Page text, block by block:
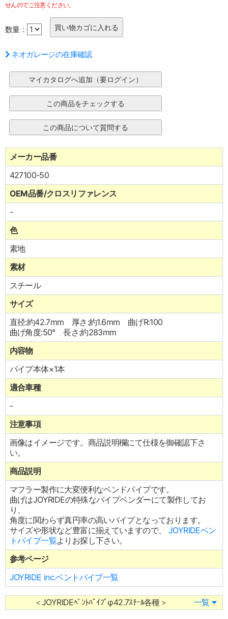
せんのでご注意ください。
数量：
ネオガレージの在庫確認
メーカー品番
427100-50
OEM品番/クロスリファレンス
-
色
素地
素材
スチール
サイズ
直径:約42.7mm 厚さ:約1.6mm 曲げR:100
曲げ角度:50° 長さ:約283mm
内容物
パイプ本体×1本
適合車種
-
注意事項
画像はイメージです。商品説明欄にて仕様を御確認下さ
い。
商品説明
マフラー製作に大変便利なベンドパイプです。
曲げはJOYRIDEの特殊なパイプベンダーにて製作してお
り、
角度に関わらず真円率の高いパイプとなっております。
サイズや形状など豊富に揃えていますので、 JOYRIDEベン
トパイプ一覧よりお探し下さい。
参考ページ
JOYRIDE inc.ベントパイプ一覧
＜JOYRIDEﾍﾞﾝﾄﾊﾟｲﾌﾟφ42.7ｽﾁｰﾙ各種＞ 一覧